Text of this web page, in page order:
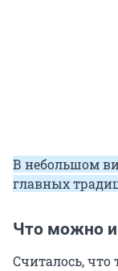
В небольшом
главных
Что можно и
Считалось, что